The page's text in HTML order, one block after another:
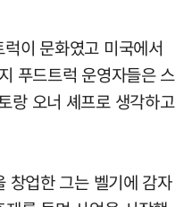
이 문화였고 미국에서
푸드트럭 운영자들은 스
랑 오너 셰프로 생각하고
업한 그는 벨기에 감자